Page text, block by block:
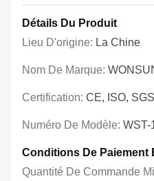
Détails Du Produit
Lieu D'origine: La Chine
Nom De Marque:
Certification: CE, ISO, SGS
Numéro De Modèle: WST-
Conditions De Paiement
Quantité De Commande